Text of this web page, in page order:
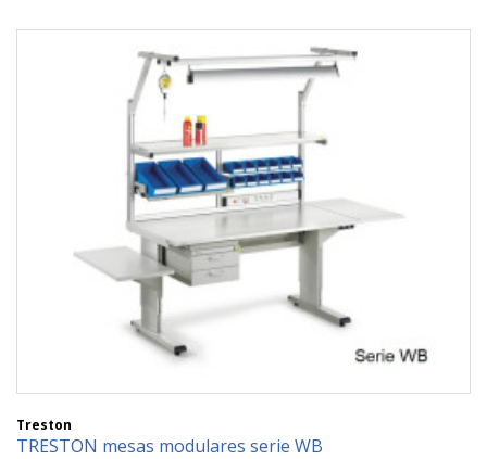
Treston
TRESTON mesas modulares serie WB